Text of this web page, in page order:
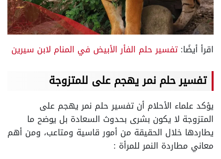
اقرأ أيضًا:تفسير حلم الفأر الأبيض في المنام لابن سيرين
تفسير حلم نمر يهجم على للمتزوجة
يؤكد علماء الأحلام أن تفسير حلم نمر يهجم على
المتزوجة لا يكون بشرى بحدوث السعادة بل يوضح ما
يطاردها خلال الحقيقة من أمور قاسية ومتاعب، ومن أهم
معاني مطاردة النمر للمرأة :